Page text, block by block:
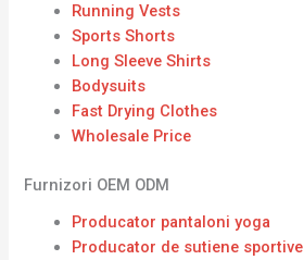
Running Vests
Sports Shorts
Long Sleeve Shirts
Bodysuits
Fast Drying Clothes
Wholesale Price
Furnizori OEM ODM
Producator pantaloni yoga
Producator de sutiene sportive